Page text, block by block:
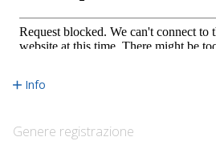
Info
Genere registrazione